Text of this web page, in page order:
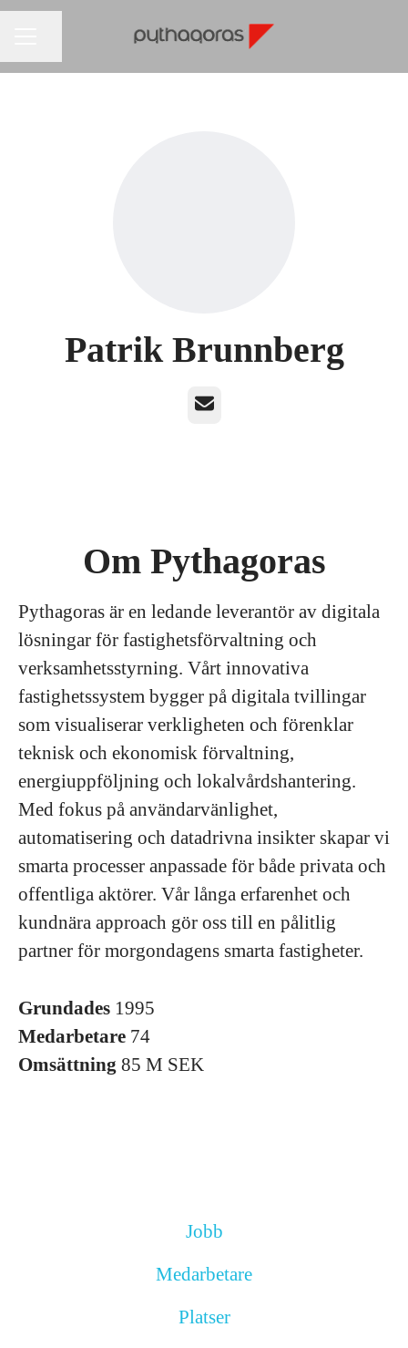
Patrik Brunnberg
E-post
Om Pythagoras
Pythagoras är en ledande leverantör av digitala
lösningar för fastighetsförvaltning och
verksamhetsstyrning. Vårt innovativa
fastighetssystem bygger på digitala tvillingar
som visualiserar verkligheten och förenklar
teknisk och ekonomisk förvaltning,
energiuppföljning och lokalvårdshantering.
Med fokus på användarvänlighet,
automatisering och datadrivna insikter skapar vi
smarta processer anpassade för både privata och
offentliga aktörer. Vår långa erfarenhet och
kundnära approach gör oss till en pålitlig
partner för morgondagens smarta fastigheter.
Grundades 1995
Medarbetare 74
Omsättning 85 M SEK
Jobb
Medarbetare
Platser